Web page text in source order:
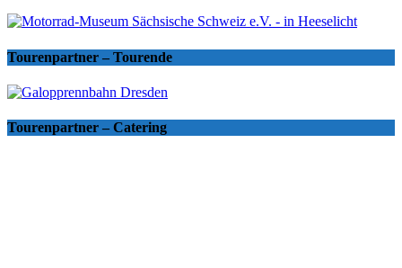
Tourenpartner – Tourende
Tourenpartner – Catering